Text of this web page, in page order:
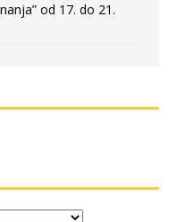
od 17. do 21.